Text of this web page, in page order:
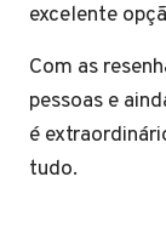
excelente
Com as
pessoas e
é
tudo.